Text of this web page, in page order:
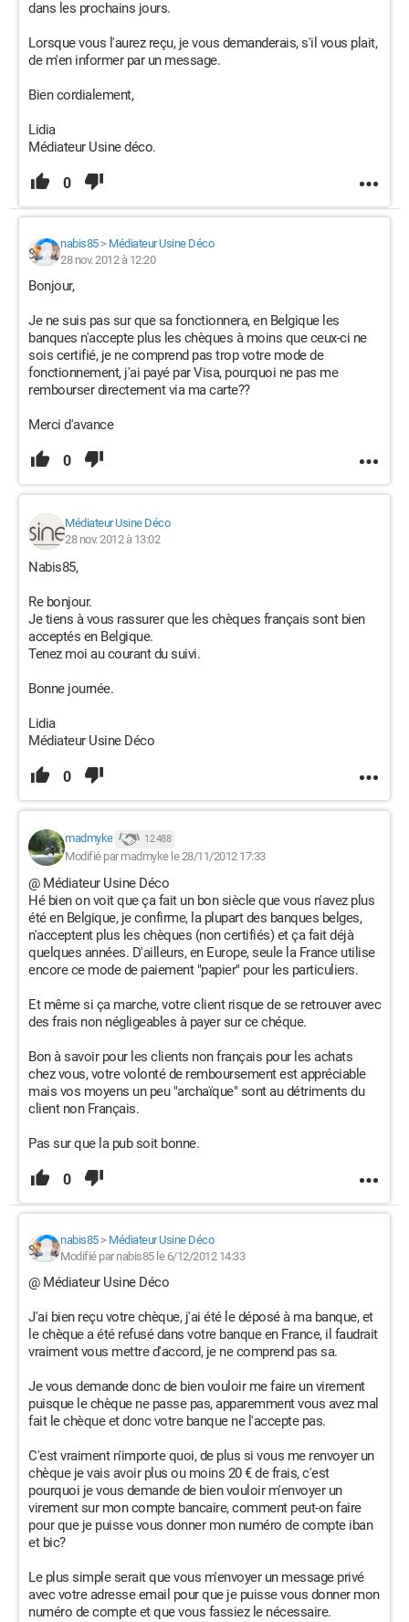
dans les prochains jours.
Lorsque vous l'aurez reçu, je vous demanderais, s'il vous plait,
de m'en informer par un message.
Bien cordialement,
Lidia
Médiateur Usine déco.
0
nabis85> Médiateur Usine Déco
28 nov. 2012 à 12:20
Bonjour,
Je ne suis pas sur que sa fonctionnera, en Belgique les
banques n'accepte plus les chèques à moins que ceux-ci ne
sois certifié, je ne comprend pas trop votre mode de
fonctionnement, j'ai payé par Visa, pourquoi ne pas me
rembourser directement via ma carte??
Merci d'avance
0
Médiateur Usine Déco
28 nov. 2012 à 13:02
Nabis85,
Re bonjour.
Je tiens à vous rassurer que les chèques français sont bien
acceptés en Belgique.
Tenez moi au courant du suivi.
Bonne journée.
Lidia
Médiateur Usine Déco
0
madmyke 12 488
Modifié par madmyke le 28/11/2012 17:33
@ Médiateur Usine Déco
Hé bien on voit que ça fait un bon siècle que vous n'avez plus
été en Belgique, je confirme, la plupart des banques belges,
n'acceptent plus les chèques (non certifiés) et ça fait déjà
quelques années. D'ailleurs, en Europe, seule la France utilise
encore ce mode de paiement "papier" pour les particuliers.
Et même si ça marche, votre client risque de se retrouver avec
des frais non négligeables à payer sur ce chéque.
Bon à savoir pour les clients non français pour les achats
chez vous, votre volonté de remboursement est appréciable
mais vos moyens un peu "archaïque" sont au détriments du
client non Français.
Pas sur que la pub soit bonne.
0
nabis85> Médiateur Usine Déco
Modifié par nabis85 le 6/12/2012 14:33
@ Médiateur Usine Déco
J'ai bien reçu votre chèque, j'ai été le déposé à ma banque, et
le chèque a été refusé dans votre banque en France, il faudrait
vraiment vous mettre d'accord, je ne comprend pas sa.
Je vous demande donc de bien vouloir me faire un virement
puisque le chèque ne passe pas, apparemment vous avez mal
fait le chèque et donc votre banque ne l'accepte pas.
C'est vraiment n'importe quoi, de plus si vous me renvoyer un
chèque je vais avoir plus ou moins 20 € de frais, c'est
pourquoi je vous demande de bien vouloir m'envoyer un
virement sur mon compte bancaire, comment peut-on faire
pour que je puisse vous donner mon numéro de compte iban
et bic?
Le plus simple serait que vous m'envoyer un message privé
avec votre adresse email pour que je puisse vous donner mon
numéro de compte et que vous fassiez le nécessaire.